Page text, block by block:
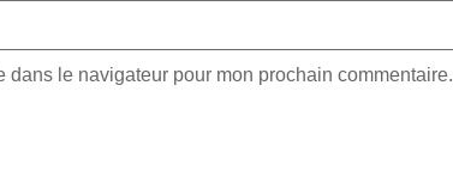
dans le navigateur pour mon prochain commentaire.